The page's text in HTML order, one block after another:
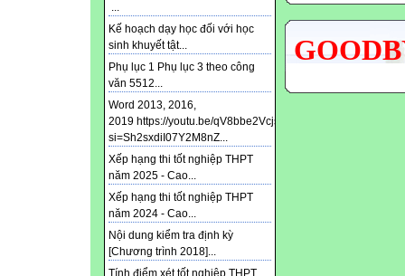
...
Kế hoạch dạy học đối với học
sinh khuyết tật...
Phụ lục 1 Phụ lục 3 theo công
văn 5512...
Word 2013, 2016,
2019 https://youtu.be/qV8bbe2Vcjs?
si=Sh2sxdiI07Y2M8nZ...
Xếp hạng thi tốt nghiệp THPT
năm 2025 - Cao...
Xếp hạng thi tốt nghiệp THPT
năm 2024 - Cao...
Nội dung kiểm tra định kỳ
[Chương trình 2018]...
Tính điểm xét tốt nghiệp THPT